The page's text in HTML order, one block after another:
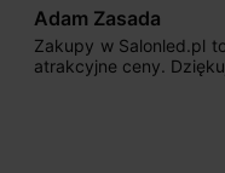
Adam Zasada
Zakupy w Salonled.pl
atrakcyjne ceny.